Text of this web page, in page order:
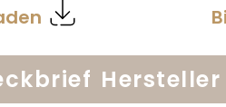
Hersteller